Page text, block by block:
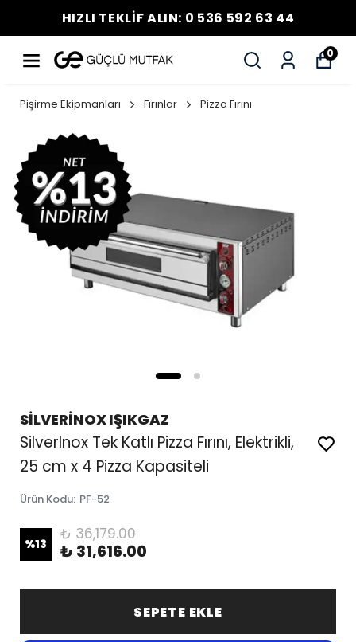
HIZLI TEKLİF ALIN: 0 536 592 63 44
0
Pişirme Ekipmanları Fırınlar Pizza Fırını
SİLVERİNOX IŞIKGAZ
SilverInox Tek Katlı Pizza Fırını, Elektrikli,
25 cm x 4 Pizza Kapasiteli
Ürün Kodu: PF-52
%13
₺ 36,179.00
₺ 31,616.00
SEPETE EKLE